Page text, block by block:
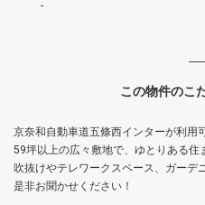
-
この物件のこ
京奈和自動車道五條西インターが利用
59坪以上の広々敷地で、ゆとりある住
吹抜けやテレワークスペース、ガーデ
是非お聞かせください！